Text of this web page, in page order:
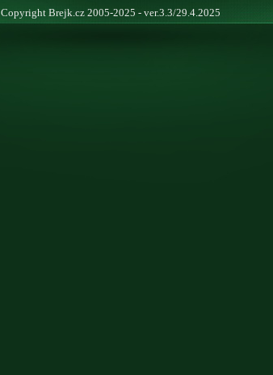
Copyright Brejk.cz 2005-2025 - ver.3.3/29.4.2025